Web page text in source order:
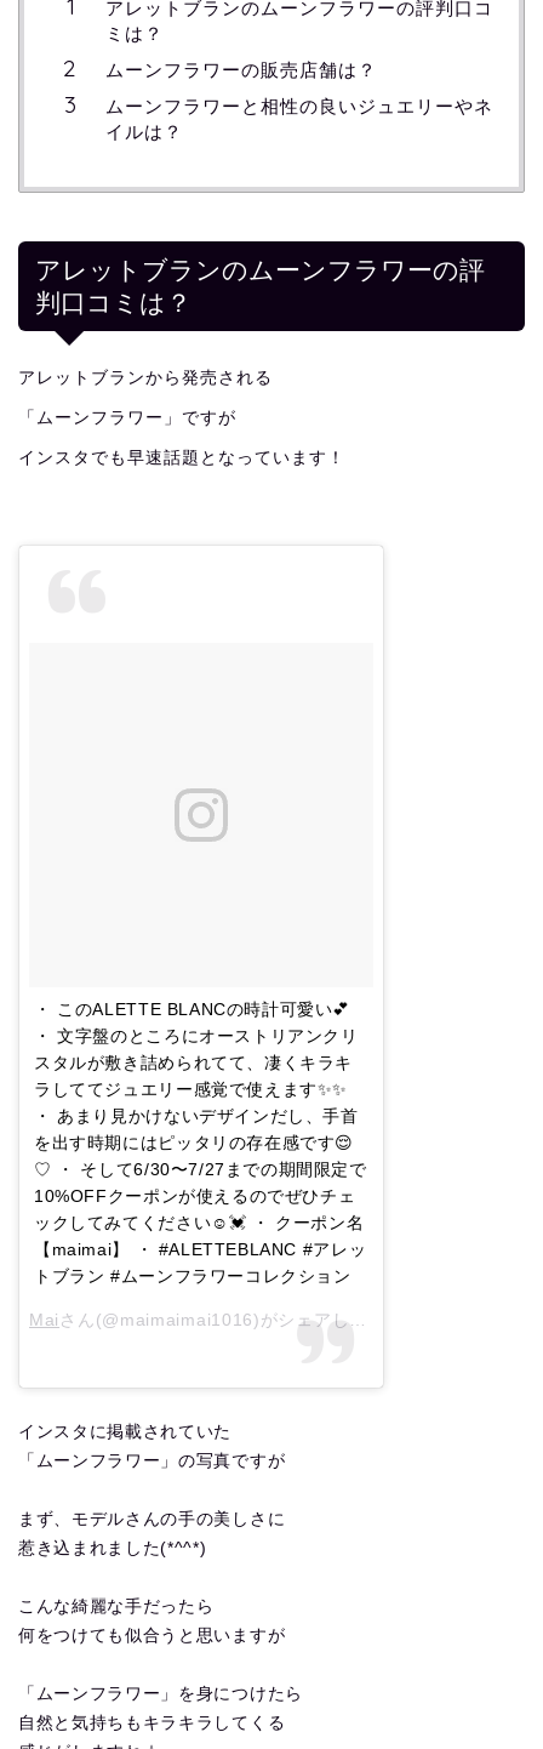
アレットブランのムーンフラワーの評判口コ
ミは？
ムーンフラワーの販売店舗は？
ムーンフラワーと相性の良いジュエリーやネ
イルは？
アレットブランのムーンフラワーの評
判口コミは？
アレットブランから発売される
「ムーンフラワー」ですが
インスタでも早速話題となっています！
・ このALETTE BLANCの時計可愛い💕
・ 文字盤のところにオーストリアンクリ
スタルが敷き詰められてて、凄くキラキ
ラしててジュエリー感覚で使えます✨✨
・ あまり見かけないデザインだし、手首
を出す時期にはピッタリの存在感です😌
♡ ・ そして6/30〜7/27までの期間限定で
10%OFFクーポンが使えるのでぜひチェ
ックしてみてください☺️💓 ・ クーポン名
【maimai】 ・ #ALETTEBLANC #アレッ
トブラン #ムーンフラワーコレクション
Mai さん(@maimaimai1016)がシェアした投稿 –
インスタに掲載されていた
「ムーンフラワー」の写真ですが
まず、モデルさんの手の美しさに
惹き込まれました(*^^*)
こんな綺麗な手だったら
何をつけても似合うと思いますが
「ムーンフラワー」を身につけたら
自然と気持ちもキラキラしてくる